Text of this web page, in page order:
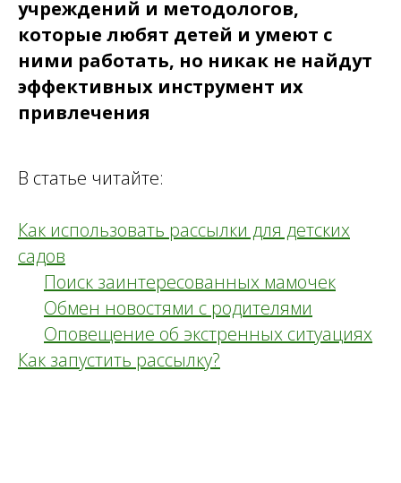
учреждений и методологов,
которые любят детей и умеют с
ними работать, но никак не найдут
эффективных инструмент их
привлечения
В статье читайте:
Как использовать рассылки для детских
садов
Поиск заинтересованных мамочек
Обмен новостями с родителями
Оповещение об экстренных ситуациях
Как запустить рассылку?